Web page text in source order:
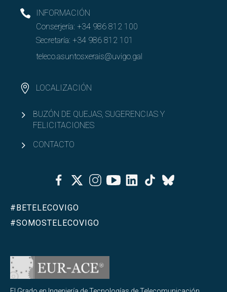
INFORMACIÓN
Conserjería: +34 986 812 100
Secretaría: +34 986 812 101
teleco.asuntosxerais@uvigo.gal
LOCALIZACIÓN
BUZÓN DE QUEJAS, SUGERENCIAS Y
FELICITACIONES
CONTACTO
FacebookTwitterInstagramYoutubeLinkedinTiktok
Bluesky
#BETELECOVIGO
#SOMOSTELECOVIGO